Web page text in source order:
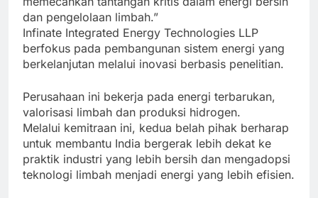
dan pengelolaan limbah.”
Infinate Integrated Energy Technologies LLP
berfokus pada pembangunan sistem energi yang
berkelanjutan melalui inovasi berbasis penelitian.
Perusahaan ini bekerja pada energi terbarukan,
valorisasi limbah dan produksi hidrogen.
Melalui kemitraan ini, kedua belah pihak berharap
untuk membantu India bergerak lebih dekat ke
praktik industri yang lebih bersih dan mengadopsi
teknologi limbah menjadi energi yang lebih efisien.